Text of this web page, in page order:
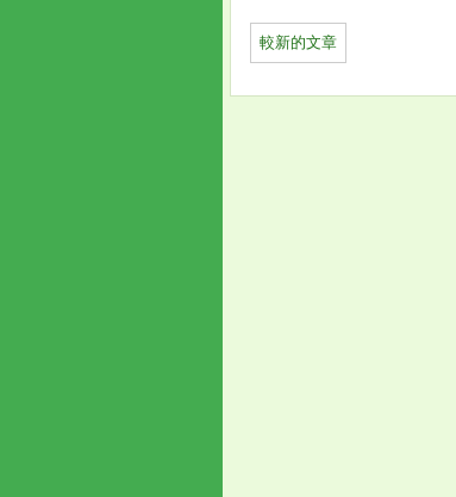
較新的文章